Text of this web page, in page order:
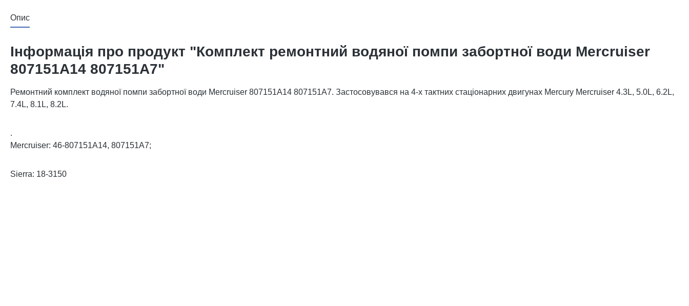
Опис
Інформація про продукт "Комплект ремонтний водяної помпи забортної води Mercruiser
807151A14 807151A7"
Ремонтний комплект водяної помпи забортної води Mercruiser 807151A14 807151A7. Застосовувався на 4-х тактних стаціонарних двигунах Mercury Mercruiser 4.3L, 5.0L, 6.2L,
7.4L, 8.1L, 8.2L.
.
Mercruiser: 46-807151A14, 807151A7;
Sierra: 18-3150